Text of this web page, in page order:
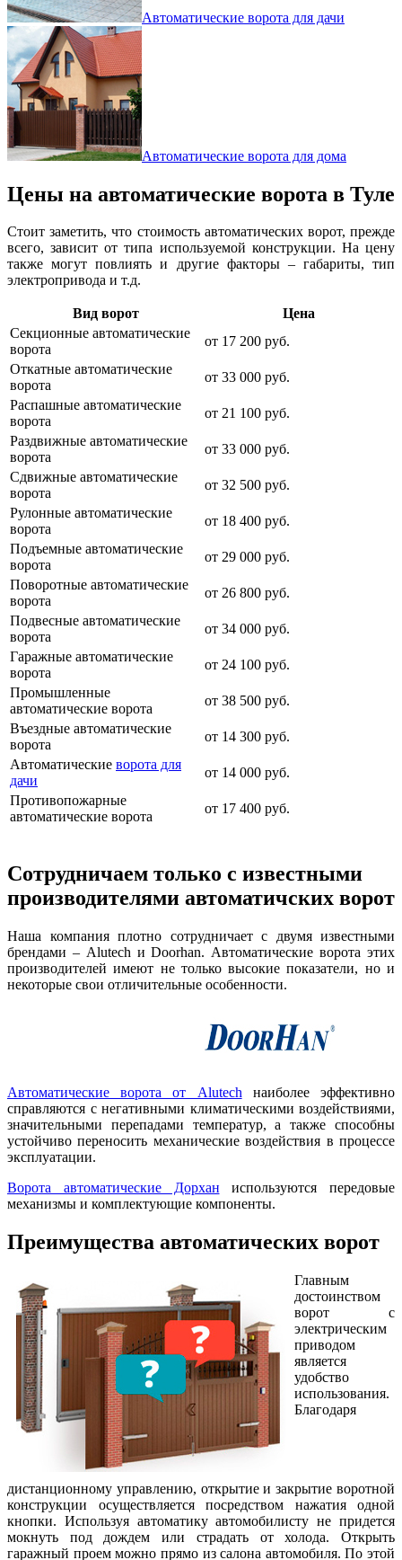
Автоматические ворота для дачи
Автоматические ворота для дома
Цены на автоматические ворота в Туле
Стоит заметить, что стоимость автоматических ворот, прежде
всего, зависит от типа используемой конструкции. На цену
также могут повлиять и другие факторы – габариты, тип
электропривода и т.д.
Вид ворот
Цена
Секционные автоматические
ворота
от 17 200 руб.
Откатные автоматические
ворота
от 33 000 руб.
Распашные автоматические
ворота
от 21 100 руб.
Раздвижные автоматические
ворота
от 33 000 руб.
Сдвижные автоматические
ворота
от 32 500 руб.
Рулонные автоматические
ворота
от 18 400 руб.
Подъемные автоматические
ворота
от 29 000 руб.
Поворотные автоматические
ворота
от 26 800 руб.
Подвесные автоматические
ворота
от 34 000 руб.
Гаражные автоматические
ворота
от 24 100 руб.
Промышленные
автоматические ворота
от 38 500 руб.
Въездные автоматические
ворота
от 14 300 руб.
Автоматические ворота для
дачи
от 14 000 руб.
Противопожарные
автоматические ворота
от 17 400 руб.
Сотрудничаем только с известными
производителями автоматичских ворот
Наша компания плотно сотрудничает с двумя известными
брендами – Alutech и Doorhan. Автоматические ворота этих
производителей имеют не только высокие показатели, но и
некоторые свои отличительные особенности.
Автоматические ворота от Alutech наиболее эффективно
справляются с негативными климатическими воздействиями,
значительными перепадами температур, а также способны
устойчиво переносить механические воздействия в процессе
эксплуатации.
Ворота автоматические Дорхан используются передовые
механизмы и комплектующие компоненты.
Преимущества автоматических ворот
Главным
достоинством
ворот с
электрическим
приводом
является
удобство
использования.
Благодаря
дистанционному управлению, открытие и закрытие воротной
конструкции осуществляется посредством нажатия одной
кнопки. Используя автоматику автомобилисту не придется
мокнуть под дождем или страдать от холода. Открыть
гаражный проем можно прямо из салона автомобиля. По этой